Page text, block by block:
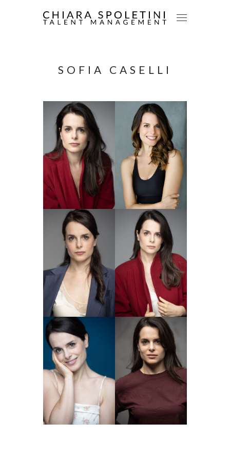
SOFIA CASELLI